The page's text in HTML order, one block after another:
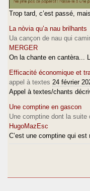
Trop tard, c’est passé,
La nòvia qu’a nau brilhants
Ua cançon de nau qui
MERGER
On la chante en cantèra...
Efficacité économique et
appel à textes 24 février
Appel à textes/chants
Une comptine en gascon
Une comptine dont la suite
HugoMazEsc
C’est une comptine qui